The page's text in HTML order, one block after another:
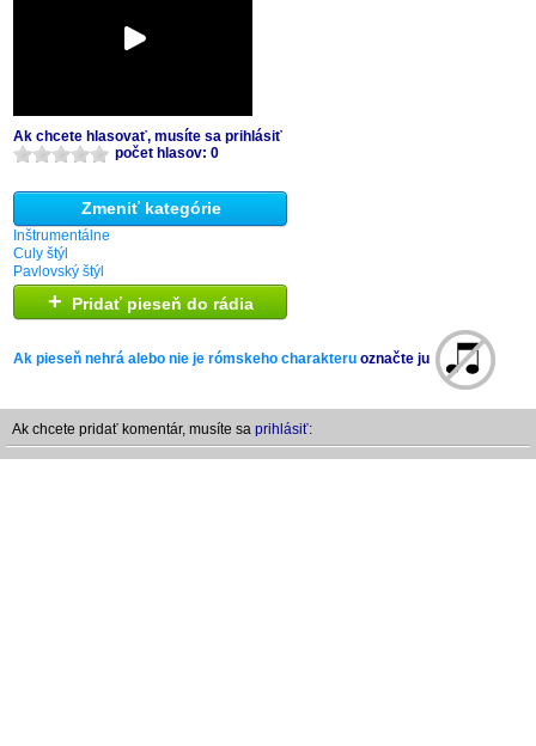
Ak chcete hlasovať, musíte sa prihlásiť
počet hlasov: 0
Zmeniť kategórie
Inštrumentálne
Culy štýl
Pavlovský štýl
+ Pridať pieseň do rádia
Ak pieseň nehrá alebo nie je rómskeho charakteru označte ju
Ak chcete pridať komentár, musíte sa prihlásiť: